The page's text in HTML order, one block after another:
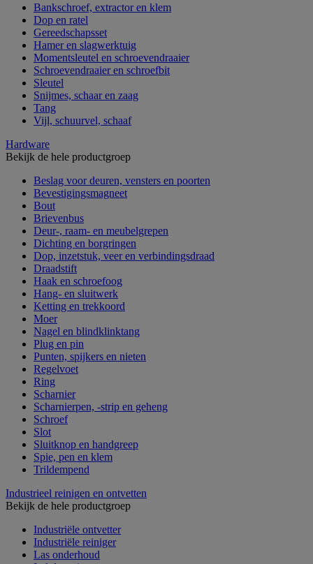
Bankschroef, extractor en klem
Dop en ratel
Gereedschapsset
Hamer en slagwerktuig
Momentsleutel en schroevendraaier
Schroevendraaier en schroefbit
Sleutel
Snijmes, schaar en zaag
Tang
Vijl, schuurvel, schaaf
Hardware
Bekijk de hele productgroep
Beslag voor deuren, vensters en poorten
Bevestigingsmagneet
Bout
Brievenbus
Deur-, raam- en meubelgrepen
Dichting en borgringen
Dop, inzetstuk, veer en verbindingsdraad
Draadstift
Haak en schroefoog
Hang- en sluitwerk
Ketting en trekkoord
Moer
Nagel en blindklinktang
Plug en pin
Punten, spijkers en nieten
Regelvoet
Ring
Scharnier
Scharnierpen, -strip en geheng
Schroef
Slot
Sluitknop en handgreep
Spie, pen en klem
Trildempend
Industrieel reinigen en ontvetten
Bekijk de hele productgroep
Industriële ontvetter
Industriële reiniger
Las onderhoud